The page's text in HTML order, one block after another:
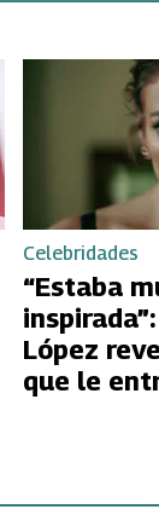
Celebridades
“Estaba
López
que le